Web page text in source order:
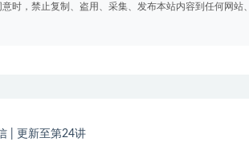
时，禁止复制、盗用、采集、发布本站内容到任何网站
| 更新至第24讲